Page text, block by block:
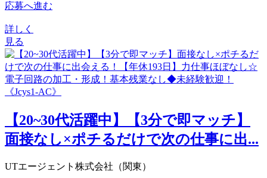
応募へ進む
詳しく
見る
【20~30代活躍中】【3分で即マッチ】
面接なし×ポチるだけで次の仕事に出...
UTエージェント株式会社（関東）